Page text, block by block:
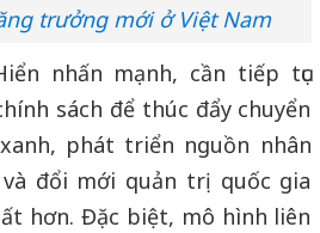
trưởng mới ở Việt Nam
nhấn mạnh, cần tiếp tục
sách để thúc đẩy chuyển
phát triển nguồn nhân
đổi mới quản trị quốc gia
hơn. Đặc biệt, mô hình liên